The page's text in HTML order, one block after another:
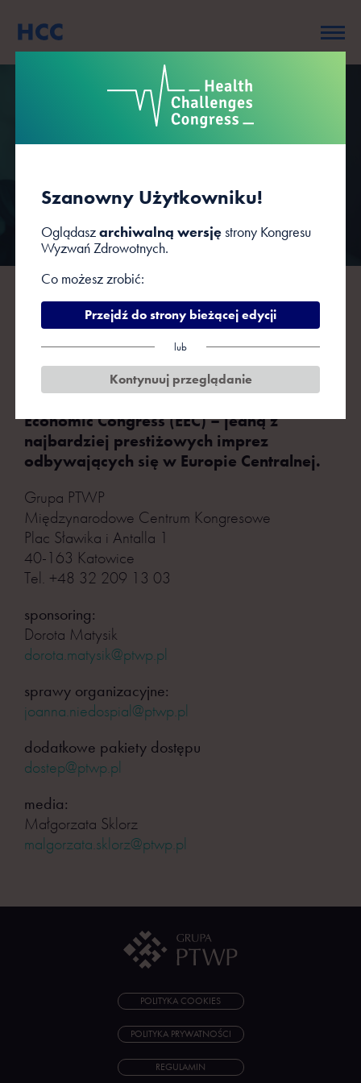
Grupa PTWP jest wydawcą kilkunastu
branżowych magazynów i portali oraz
organizatorem kongresów, konferencji,
szkoleń, na czele z Europejskim
Kongresem Gospodarczym – European
Economic Congress (EEC) – jedną z
najbardziej prestiżowych imprez
odbywających się w Europie Centralnej.
Grupa PTWP
Międzynarodowe Centrum Kongresowe
Plac Sławika i Antalla 1
40-163 Katowice
Tel. +48 32 209 13 03
sponsoring:
Dorota Matysik
dorota.matysik@ptwp.pl
sprawy organizacyjne:
joanna.niedospial@ptwp.pl
dodatkowe pakiety dostępu
dostep@ptwp.pl
media:
Małgorzata Sklorz
malgorzata.sklorz@ptwp.pl
POLITYKA COOKIES
POLITYKA PRYWATNOŚCI
REGULAMIN
Szanowny Użytkowniku!
Oglądaszarchiwalną wersjęstrony Kongresu
Wyzwań Zdrowotnych.
Co możesz zrobić:
Przejdź do strony bieżącej edycji
lub
Kontynuuj przeglądanie